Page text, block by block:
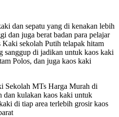
dan sepatu yang di kenakan lebih
dan juga berat badan para pelajar
sekolah Putih telapak hitam
sanggup di jadikan untuk kaos kaki
Polos, dan juga kaos kaki
Sekolah MTs Harga Murah di
dan kulakan kaos kaki untuk
di tiap area terlebih grosir kaos